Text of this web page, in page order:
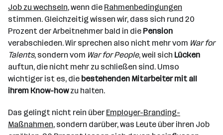
Job zu wechseln, wenn die Rahmenbedingungen
stimmen. Gleichzeitig wissen wir, dass sich rund 20
Prozent der Arbeitnehmer bald in die Pension
verabschieden. Wir sprechen also nicht mehr vom War for
Talents, sondern vom War for People, weil sich Lücken
auftun, die nicht mehr zu schließen sind. Umso
wichtiger ist es, die bestehenden Mitarbeiter mit all
ihrem Know-howzu halten.
Das gelingt nicht rein über Employer-Branding-
Maßnahmen, sondern darüber, was Leute über ihren Job